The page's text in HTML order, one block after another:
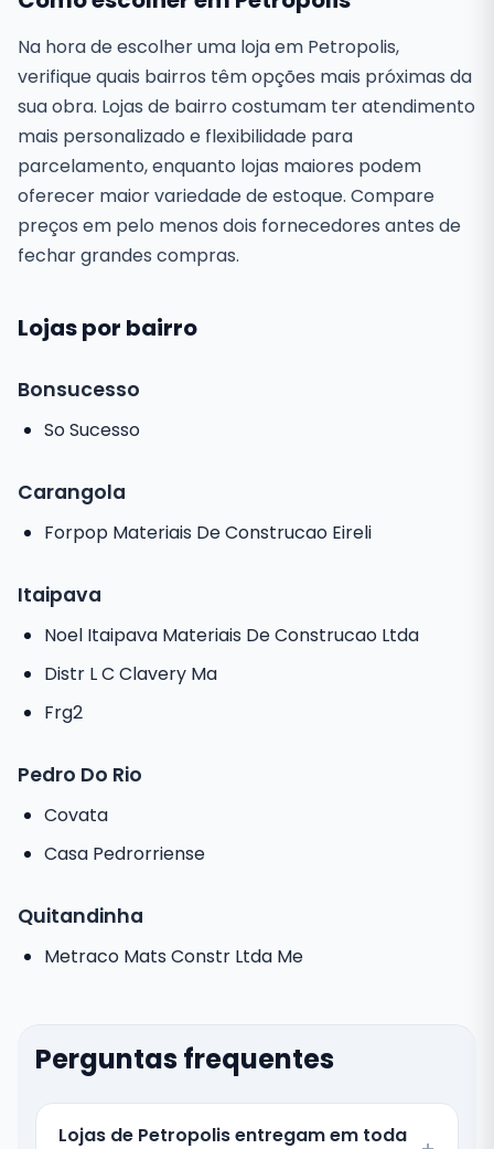
Na hora de escolher uma loja em Petropolis,
verifique quais bairros têm opções mais próximas da
sua obra. Lojas de bairro costumam ter atendimento
mais personalizado e flexibilidade para
parcelamento, enquanto lojas maiores podem
oferecer maior variedade de estoque. Compare
preços em pelo menos dois fornecedores antes de
fechar grandes compras.
Lojas por bairro
Bonsucesso
So Sucesso
Carangola
Forpop Materiais De Construcao Eireli
Itaipava
Noel Itaipava Materiais De Construcao Ltda
Distr L C Clavery Ma
Frg2
Pedro Do Rio
Covata
Casa Pedrorriense
Quitandinha
Metraco Mats Constr Ltda Me
Perguntas frequentes
Lojas de Petropolis entregam em toda